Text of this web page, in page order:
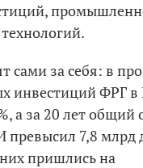
сами за себя: в
инвестиций ФРГ в
а за 20 лет общий
7,8 млрд
пришлись на